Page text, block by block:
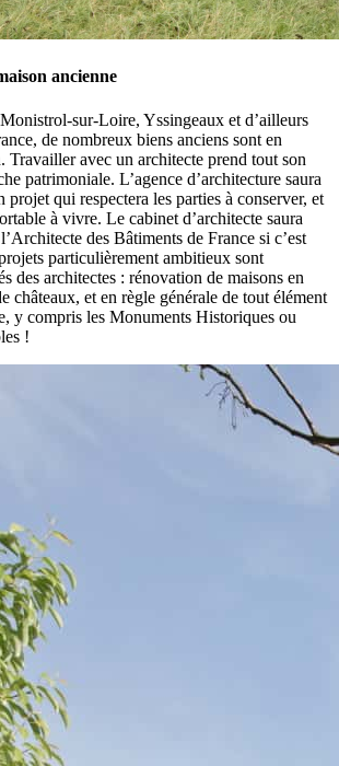
ancienne
sur-Loire, Yssingeaux et d’ailleurs
de nombreux biens anciens sont en
Travailler avec un architecte prend tout son
patrimoniale. L’agence d’architecture saura
qui respectera les parties à conserver, et
à vivre. Le cabinet d’architecte saura
des Bâtiments de France si c’est
particulièrement ambitieux sont
des architectes : rénovation de maisons en
châteaux, et en règle générale de tout élément
y compris les Monuments Historiques ou
!